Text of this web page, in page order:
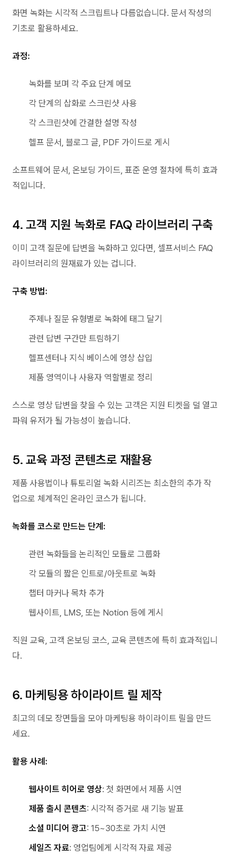
화면 녹화는 시각적 스크립트나 다름없습니다. 문서 작성의
기초로 활용하세요.
과정:
녹화를 보며 각 주요 단계 메모
각 단계의 삽화로 스크린샷 사용
각 스크린샷에 간결한 설명 작성
헬프 문서, 블로그 글, PDF 가이드로 게시
소프트웨어 문서, 온보딩 가이드, 표준 운영 절차에 특히 효과
적입니다.
4. 고객 지원 녹화로 FAQ 라이브러리 구축
이미 고객 질문에 답변을 녹화하고 있다면, 셀프서비스 FAQ
라이브러리의 원재료가 있는 겁니다.
구축 방법:
주제나 질문 유형별로 녹화에 태그 달기
관련 답변 구간만 트림하기
헬프센터나 지식 베이스에 영상 삽입
제품 영역이나 사용자 역할별로 정리
스스로 영상 답변을 찾을 수 있는 고객은 지원 티켓을 덜 열고
파워 유저가 될 가능성이 높습니다.
5. 교육 과정 콘텐츠로 재활용
제품 사용법이나 튜토리얼 녹화 시리즈는 최소한의 추가 작
업으로 체계적인 온라인 코스가 됩니다.
녹화를 코스로 만드는 단계:
관련 녹화들을 논리적인 모듈로 그룹화
각 모듈의 짧은 인트로/아웃트로 녹화
챕터 마커나 목차 추가
웹사이트, LMS, 또는 Notion 등에 게시
직원 교육, 고객 온보딩 코스, 교육 콘텐츠에 특히 효과적입니
다.
6. 마케팅용 하이라이트 릴 제작
최고의 데모 장면들을 모아 마케팅용 하이라이트 릴을 만드
세요.
활용 사례:
웹사이트 히어로 영상: 첫 화면에서 제품 시연
제품 출시 콘텐츠: 시각적 증거로 새 기능 발표
소셜 미디어 광고: 15~30초로 가치 시연
세일즈 자료: 영업팀에게 시각적 자료 제공